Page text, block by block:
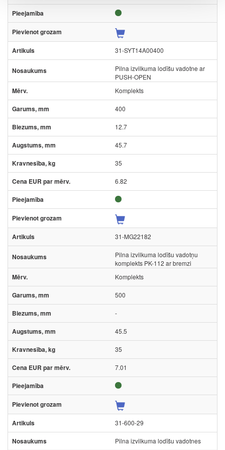
31-SYT14A00400
Pilna izvilkuma lodīšu vadotne ar
PUSH-OPEN
Komplekts
400
12.7
45.7
35
6.82
31-MG22182
Pilna izvilkuma lodīšu vadotņu
komplekts PK-112 ar bremzi
Komplekts
500
-
45.5
35
7.01
31-600-29
Pilna izvilkuma lodīšu vadotnes